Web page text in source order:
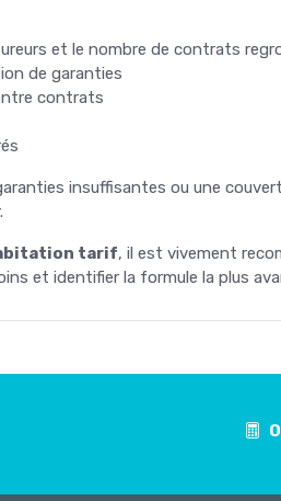
et le nombre de contrats
de garanties
contrats
insuffisantes ou une
tarif, il est vivement
et identifier la formule la plus